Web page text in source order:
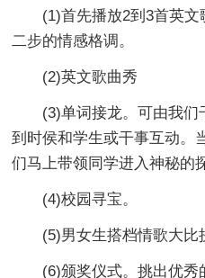
(1)首先播放2到3首英文
二步的情感格调。
(2)英文歌曲秀
(3)单词接龙。可由我们
到时侯和学生或干事互动。
们马上带领同学进入神秘的
(4)校园寻宝。
(5)男女生搭档情歌大比
(6)颁奖仪式。挑出优秀